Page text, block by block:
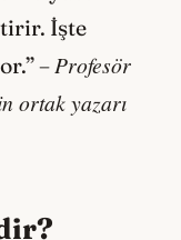
İşte
– Profesör
ortak yazarı